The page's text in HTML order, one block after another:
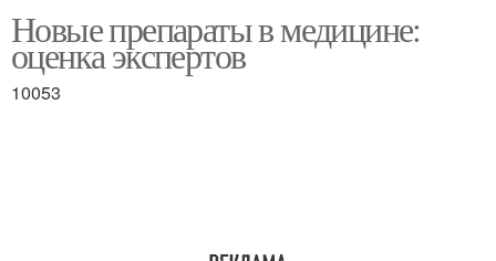
Новые препараты в медицине:
оценка экспертов
10053